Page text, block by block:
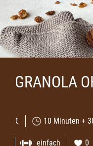
GRANOLA
€ 10 Minuten +
einfach 0